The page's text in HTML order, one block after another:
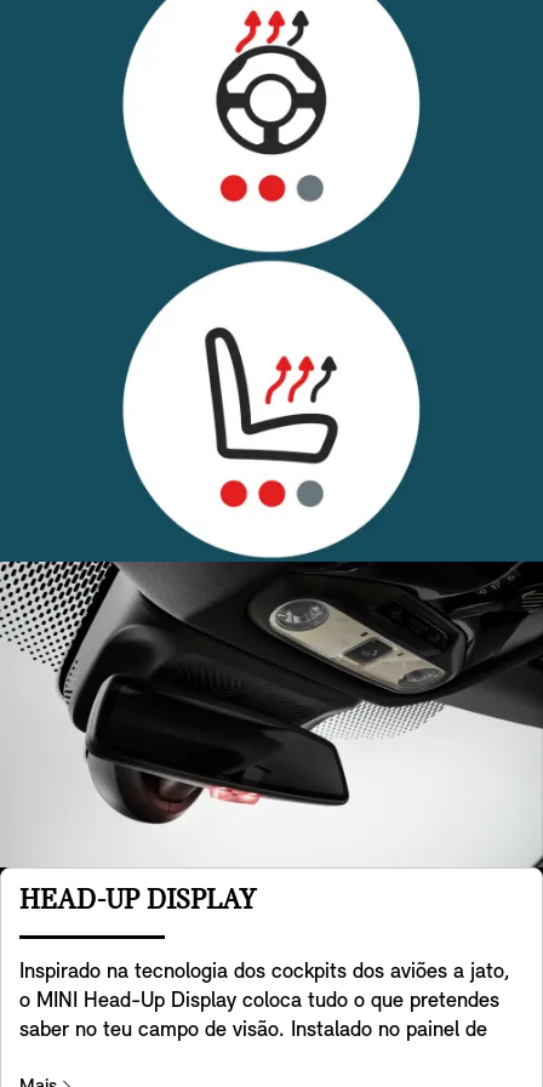
HEAD-UP DISPLAY
Inspirado na tecnologia dos cockpits dos aviões a jato,
o MINI Head-Up Display coloca tudo o que pretendes
saber no teu campo de visão. Instalado no painel de